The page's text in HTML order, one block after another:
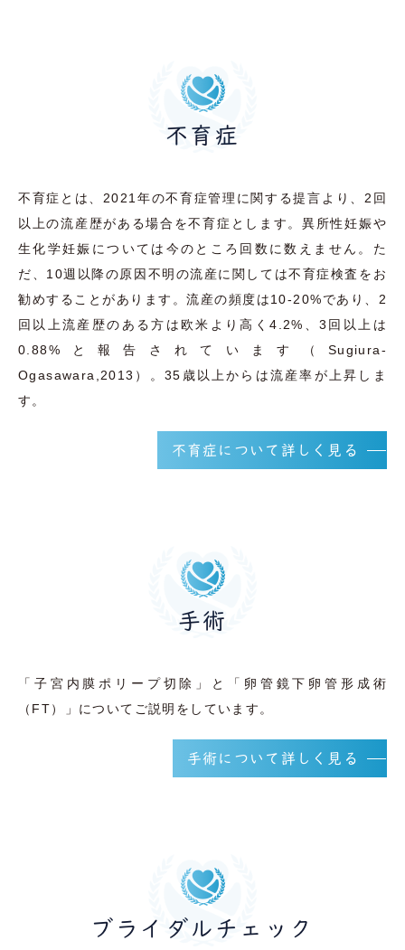
不育症
不育症とは、2021年の不育症管理に関する提言より、2回
以上の流産歴がある場合を不育症とします。異所性妊娠や
生化学妊娠については今のところ回数に数えません。た
だ、10週以降の原因不明の流産に関しては不育症検査をお
勧めすることがあります。流産の頻度は10-20%であり、2
回以上流産歴のある方は欧米より高く4.2%、3回以上は
0.88%と報告されています（Sugiura-
Ogasawara,2013）。35歳以上からは流産率が上昇しま
す。
不育症について詳しく見る
手術
「子宮内膜ポリープ切除」と「卵管鏡下卵管形成術
（FT）」についてご説明をしています。
手術について詳しく見る
ブライダルチェック